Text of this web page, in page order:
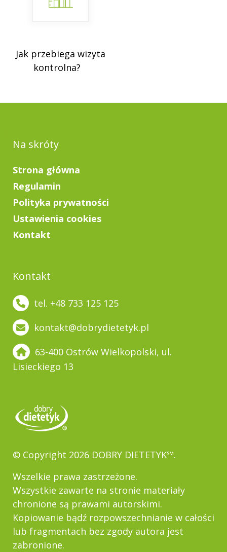
Jak przebiega wizyta
kontrolna?
© Copyright 2026 DOBRY DIETETYK℠.
Wszelkie prawa zastrzeżone.
Wszystkie zawarte na stronie materiały
chronione są prawami autorskimi.
Kopiowanie bądź rozpowszechnianie w całości
lub fragmentach bez zgody autora jest
zabronione.
Na skróty
Strona główna
Regulamin
Polityka prywatności
Ustawienia cookies
Kontakt
Kontakt
tel. +48 733 125 125
kontakt@dobrydietetyk.pl
63-400 Ostrów Wielkopolski, ul.
Lisieckiego 13